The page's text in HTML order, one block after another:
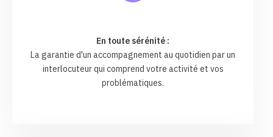
En toute sérénité :
La garantie d'un accompagnement au quotidien par un
interlocuteur qui comprend votre activité et vos
problématiques.